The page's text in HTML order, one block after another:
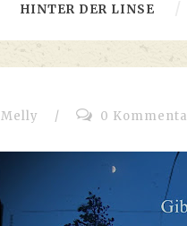
HINTER DER LINSE
Melly / 0